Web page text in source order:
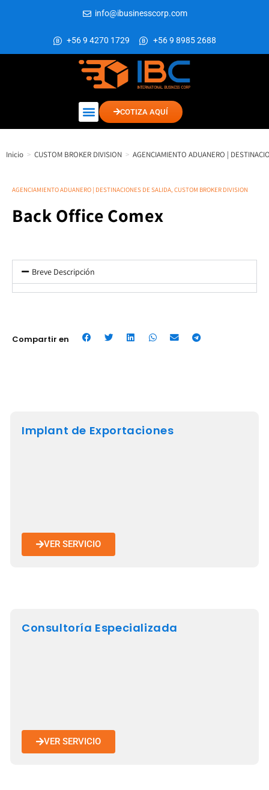
info@ibusinesscorp.com
+56 9 4270 1729 +56 9 8985 2688
COTIZA AQUÍ
Inicio > CUSTOM BROKER DIVISION > AGENCIAMIENTO ADUANERO |
AGENCIAMIENTO ADUANERO | DESTINACIONES DE SALIDA CUSTOM BROKER DIVISION
Back Office Comex
Breve Descripción
Compartir en
Implant de Exportaciones
VER SERVICIO
Consultoría Especializada
VER SERVICIO